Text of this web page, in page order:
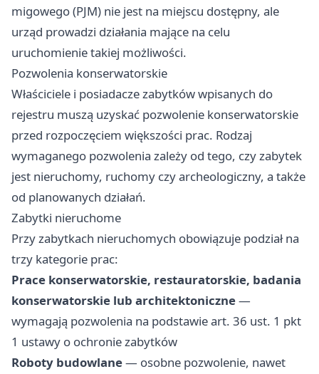
migowego (PJM) nie jest na miejscu dostępny, ale
urząd prowadzi działania mające na celu
uruchomienie takiej możliwości.
Pozwolenia konserwatorskie
Właściciele i posiadacze zabytków wpisanych do
rejestru muszą uzyskać pozwolenie konserwatorskie
przed rozpoczęciem większości prac. Rodzaj
wymaganego pozwolenia zależy od tego, czy zabytek
jest nieruchomy, ruchomy czy archeologiczny, a także
od planowanych działań.
Zabytki nieruchome
Przy zabytkach nieruchomych obowiązuje podział na
trzy kategorie prac:
Prace konserwatorskie, restauratorskie, badania
konserwatorskie lub architektoniczne—
wymagają pozwolenia na podstawie art. 36 ust. 1 pkt
1 ustawy o ochronie zabytków
Roboty budowlane— osobne pozwolenie, nawet